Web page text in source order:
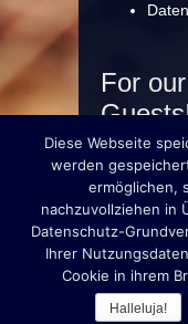
For
©
Diese Webseite
werden
ermöglichen,
nachzuvollziehen in
Datenschutz-
Ihrer
Cookie in ihrem
Halleluja!